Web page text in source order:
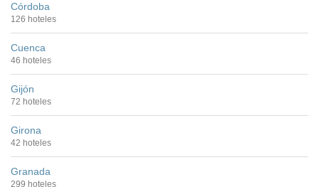
Córdoba
126 hoteles
Cuenca
46 hoteles
Gijón
72 hoteles
Girona
42 hoteles
Granada
299 hoteles